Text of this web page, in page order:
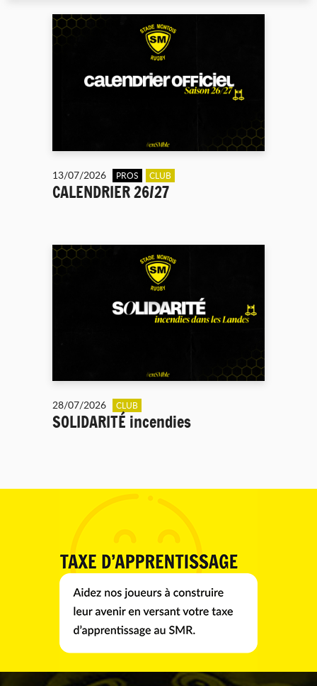
13/07/2026 PROS CLUB
CALENDRIER 26/27
28/07/2026 CLUB
SOLIDARITÉ incendies